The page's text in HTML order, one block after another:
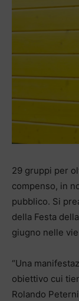
29 gruppi per
compenso, in
pubblico. Si
della Festa
giugno nelle
“Una
obiettivo cui
Rolando